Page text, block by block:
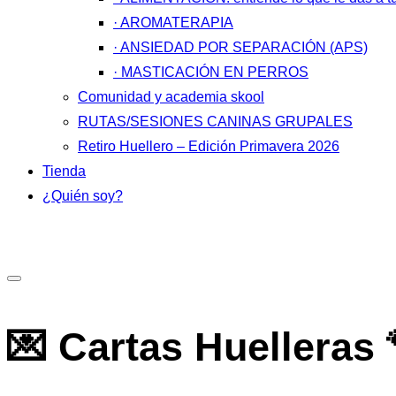
· AROMATERAPIA
· ANSIEDAD POR SEPARACIÓN (APS)
· MASTICACIÓN EN PERROS
Comunidad y academia skool
RUTAS/SESIONES CANINAS GRUPALES
Retiro Huellero – Edición Primavera 2026
Tienda
¿Quién soy?
barra
lateral
💌 Cartas Huelleras